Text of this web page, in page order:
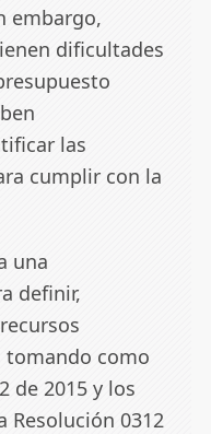
embargo,
dificultades
las
cumplir con la
una
definir,
tomando como
de 2015 y los
Resolución 0312